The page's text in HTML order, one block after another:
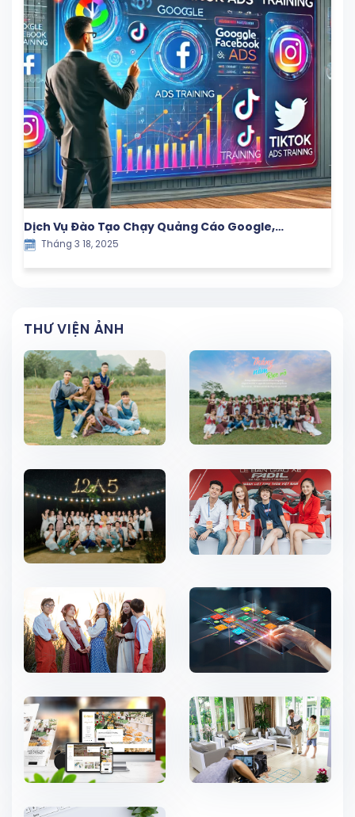
Dịch Vụ Đào Tạo Chạy Quảng Cáo Google,
Facebook và TikTok – Giải Pháp Marketing Hiệu
Quả
Tháng 3 18, 2025
THƯ VIỆN ẢNH